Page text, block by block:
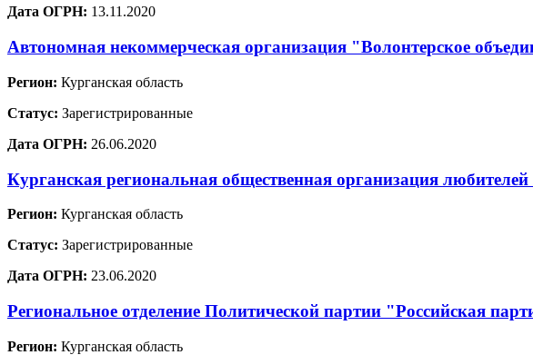
Дата ОГРН: 13.11.2020
Автономная некоммерческая организация "Волонтерское
Регион: Курганская область
Статус: Зарегистрированные
Дата ОГРН: 26.06.2020
Курганская региональная общественная организация
Регион: Курганская область
Статус: Зарегистрированные
Дата ОГРН: 23.06.2020
Региональное отделение Политической партии "Российская
Регион: Курганская область